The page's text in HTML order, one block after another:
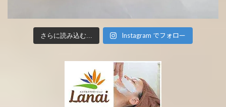
さらに読み込む... Instagram でフォロー